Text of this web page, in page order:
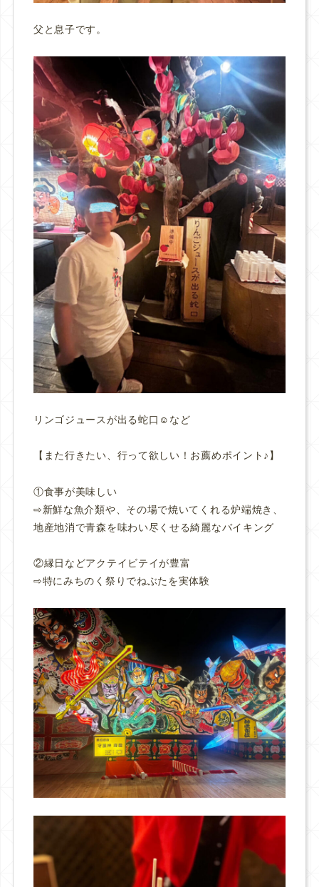
父と息子です。
リンゴジュースが出る蛇口☺️など
【また行きたい、行って欲しい！お薦めポイント♪】
①食事が美味しい
⇨新鮮な魚介類や、その場で焼いてくれる炉端焼き、
地産地消で青森を味わい尽くせる綺麗なバイキング
②縁日などアクテイビテイが豊富
⇨特にみちのく祭りでねぶたを実体験